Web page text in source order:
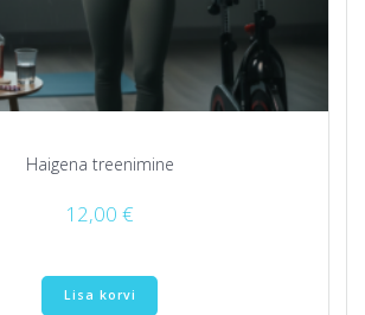
Haigena treenimine
12,00 €
Lisa korvi